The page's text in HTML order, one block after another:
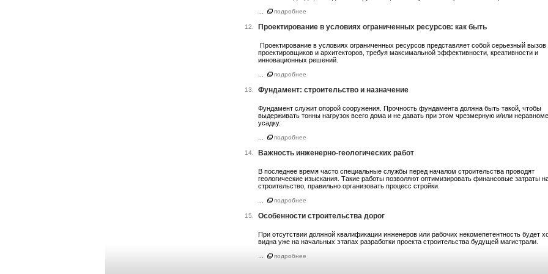
подробнее
12. Проектирование в условиях ограниченных ресурсов: как быть
Проектирование в условиях ограниченных ресурсов представляет собой серьезный вызов
проектировщиков и архитекторов, требуя максимальной эффективности, креативности и
инновационных решений.
подробнее
13. Фундамент: строительство и назначение
Фундамент служит опорой сооружения. Прочность фундамента должна быть такой, чтобы
выдерживать тонны нагрузок всего дома и не давать при этом чрезмерную и/или
усадку.
подробнее
14. Важность инженерно-геологических работ
В последнее время часто специальные службы перед началом строительства проводят
геологические изыскания. Такие работы позволяют оптимизировать финансовые затраты
строительство, правильно организовать процесс стройки.
подробнее
15. Особенности строительства дорог
При отсутствии должной квалификации инженеров или рабочих некомепетентность будет
видна уже на начальных этапах разработки проекта строительства будущей магистрали.
подробнее